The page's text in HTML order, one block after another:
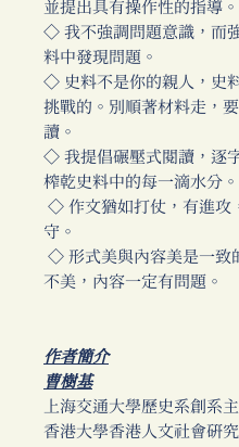
並提出具有操作性的指導。
◇ 我不強調問題意識，而
料中發現問題。
◇ 史料不是你的親人，史
挑戰的。別順著材料走，
讀。
◇ 我提倡碾壓式閱讀，逐
榨乾史料中的每一滴水分。
◇ 作文猶如打仗，有進攻
守。
◇ 形式美與內容美是一致
不美，內容一定有問題。
作者簡介
曹樹基
上海交通大學歷史系創系
香港大學香港人文社會研